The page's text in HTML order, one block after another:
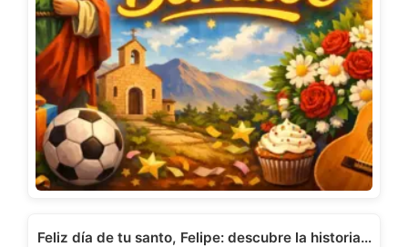
Feliz día de tu santo, Felipe: descubre la historia…